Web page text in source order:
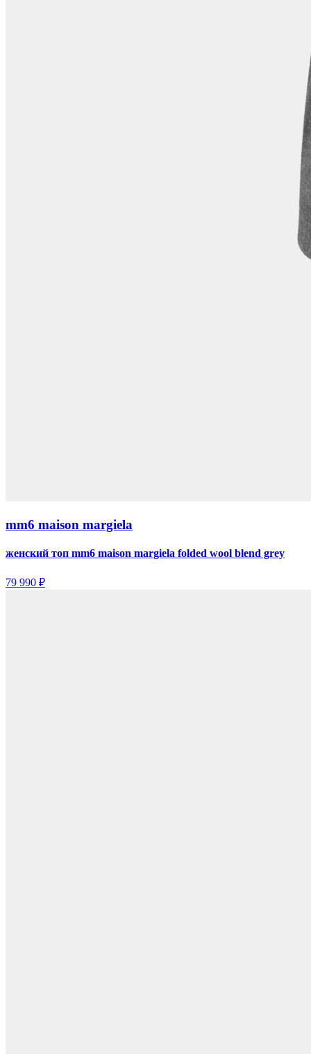
mm6 maison margiela
женский топ mm6 maison margiela folded wool blend grey
79 990 ₽